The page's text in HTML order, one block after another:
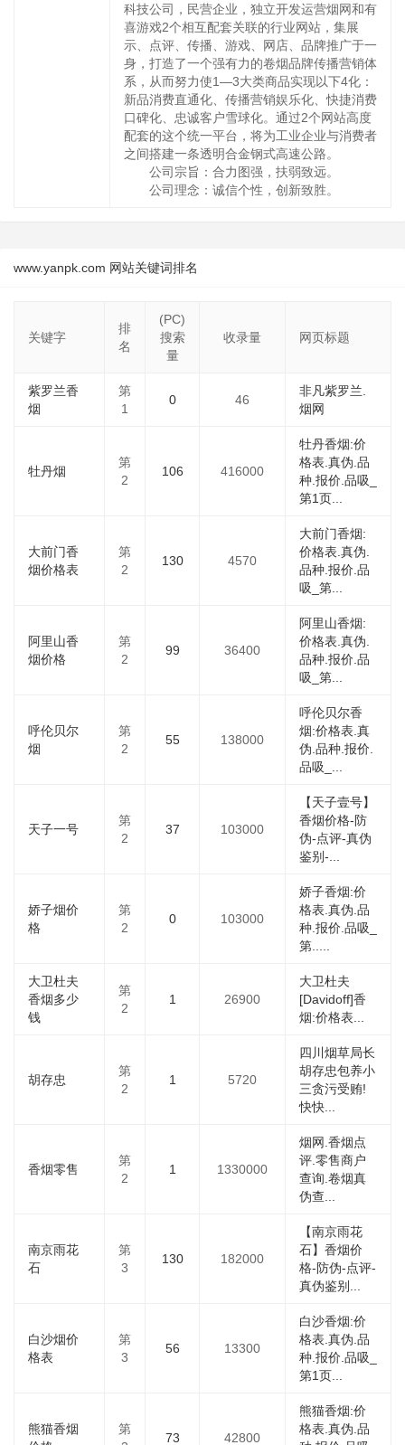
科技公司，民营企业，独立开发运营烟网和有
喜游戏2个相互配套关联的行业网站，集展
示、点评、传播、游戏、网店、品牌推广于一
身，打造了一个强有力的卷烟品牌传播营销体
系，从而努力使1—3大类商品实现以下4化：
新品消费直通化、传播营销娱乐化、快捷消费
口碑化、忠诚客户雪球化。通过2个网站高度
配套的这个统一平台，将为工业企业与消费者
之间搭建一条透明合金钢式高速公路。
公司宗旨：合力图强，扶弱致远。
公司理念：诚信个性，创新致胜。
www.yanpk.com 网站关键词排名
关键字
排
名
(PC)
搜索
量
收录量 网页标题
紫罗兰香
烟
第
1
0 46
非凡紫罗兰.
烟网
牡丹烟
第
2
106 416000
牡丹香烟:价
格表.真伪.品
种.报价.品吸_
第1页...
大前门香
烟价格表
第
2
130 4570
大前门香烟:
价格表.真伪.
品种.报价.品
吸_第...
阿里山香
烟价格
第
2
99 36400
阿里山香烟:
价格表.真伪.
品种.报价.品
吸_第...
呼伦贝尔
烟
第
2
55 138000
呼伦贝尔香
烟:价格表.真
伪.品种.报价.
品吸_...
天子一号
第
2
37 103000
【天子壹号】
香烟价格-防
伪-点评-真伪
鉴别-...
娇子烟价
格
第
2
0 103000
娇子香烟:价
格表.真伪.品
种.报价.品吸_
第.....
大卫杜夫
香烟多少
钱
第
2
1 26900
大卫杜夫
[Davidoff]香
烟:价格表...
胡存忠
第
2
1 5720
四川烟草局长
胡存忠包养小
三贪污受贿!
快快...
香烟零售
第
2
1 1330000
烟网.香烟点
评.零售商户
查询.卷烟真
伪查...
南京雨花
石
第
3
130 182000
【南京雨花
石】香烟价
格-防伪-点评-
真伪鉴别...
白沙烟价
格表
第
3
56 13300
白沙香烟:价
格表.真伪.品
种.报价.品吸_
第1页...
熊猫香烟
第
73 42800
熊猫香烟:价
格表.真伪.品